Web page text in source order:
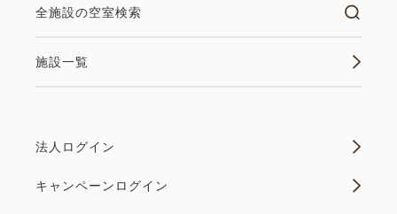
全施設の空室検索
施設一覧
法人ログイン
キャンペーンログイン